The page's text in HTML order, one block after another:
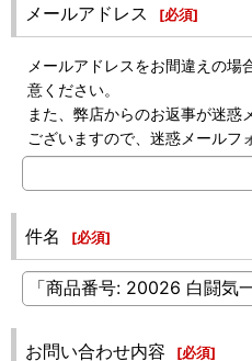
メールアドレス [必須]
メールアドレスをお間違えの場
意ください。
また、弊店からのお返事が迷惑
ございますので、迷惑メールフ
件名 [必須]
お問い合わせ内容 [必須]